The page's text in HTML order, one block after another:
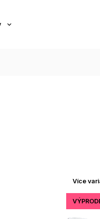
Více